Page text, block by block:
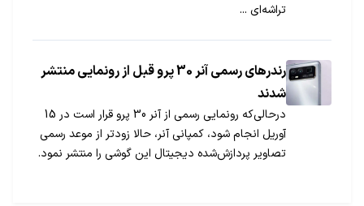
تراشه‌ای ...
رندرهای رسمی آنر 30 پرو قبل از رونمایی منتشر
شدند
درحالی‌که رونمایی رسمی از آنر 30 پرو قرار است در 15
آوریل انجام شود، کمپانی آنر، حالا زودتر از موعد رسمی
تصاویر پردازش‌شده دیجیتال این گوشی را منتشر نمود.